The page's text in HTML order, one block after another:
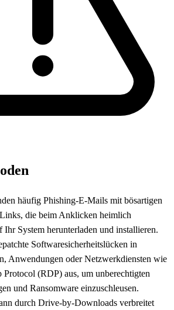
häufig Phishing-E-Mails mit bösartigen
die beim Anklicken heimlich
Ihr System herunterladen und installieren.
Softwaresicherheitslücken in
Anwendungen oder Netzwerkdiensten wie
Protocol (RDP) aus, um unberechtigten
und Ransomware einzuschleusen.
durch Drive-by-Downloads verbreitet